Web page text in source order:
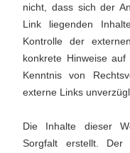
nicht, dass sich der
Link liegenden
Kontrolle der
konkrete Hinweise
Kenntnis von
externe Links
Die Inhalte dieser
Sorgfalt erstellt. Der